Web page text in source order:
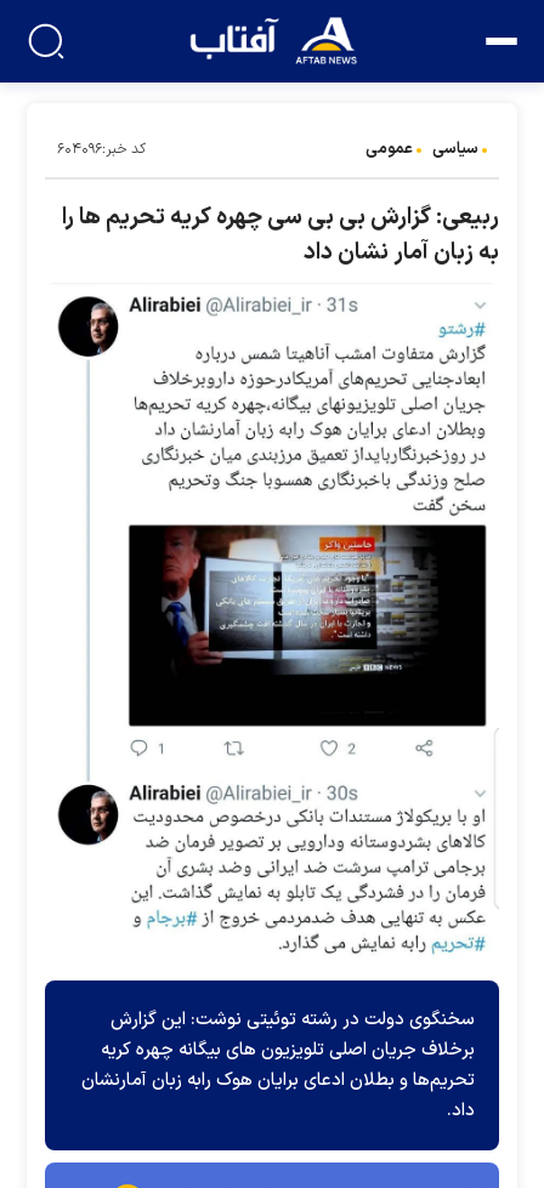
سیاسی عمومی کد خبر:۶۰۴۰۹۶
ربیعی: گزارش بی بی سی چهره کریه تحریم ها را
به زبان آمار نشان داد
سخنگوی دولت در رشته توئیتی نوشت: این گزارش
برخلاف جریان اصلی تلویزیون های بیگانه چهره کریه
تحریم‌ها و بطلان ادعای برایان هوک رابه زبان آمارنشان
داد.